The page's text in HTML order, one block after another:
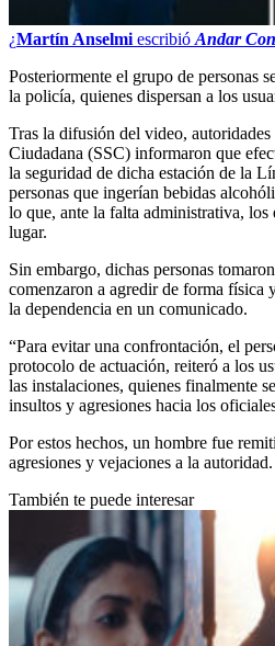
¿Martín Anselmi escribió Andar
Posteriormente el grupo de personas
la policía, quienes dispersan a los
Tras la difusión del video, autoridades
Ciudadana (SSC) informaron que
la seguridad de dicha estación de la
personas que ingerían bebidas
lo que, ante la falta administrativa, los
lugar.
Sin embargo, dichas personas
comenzaron a agredir de forma física
la dependencia en un comunicado.
“Para evitar una confrontación, el
protocolo de actuación, reiteró a los
las instalaciones, quienes finalmente
insultos y agresiones hacia los
Por estos hechos, un hombre fue
agresiones y vejaciones a la autoridad.
También te puede interesar